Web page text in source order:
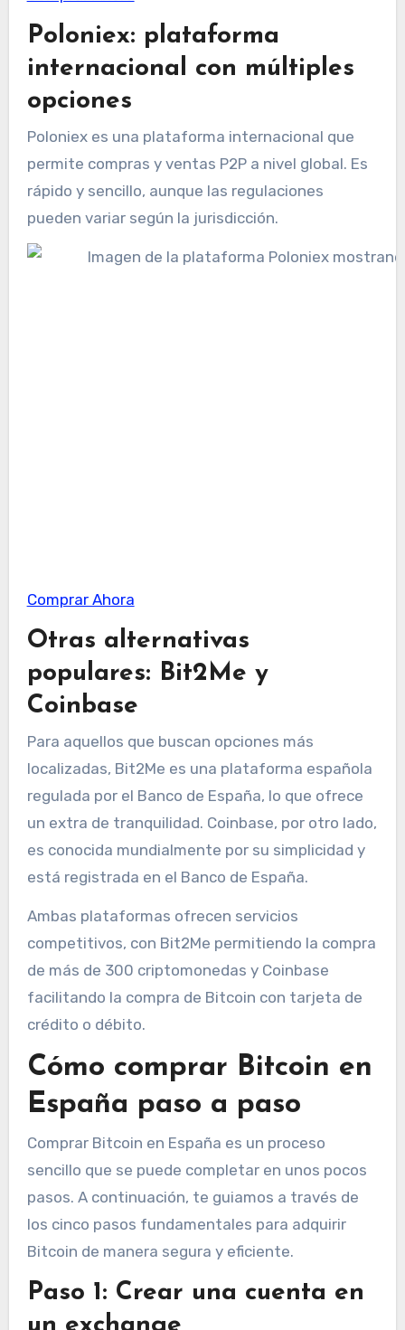
Poloniex: plataforma
internacional con múltiples
opciones
Poloniex es una plataforma internacional que
permite compras y ventas P2P a nivel global. Es
rápido y sencillo, aunque las regulaciones
pueden variar según la jurisdicción.
Comprar Ahora
Otras alternativas
populares: Bit2Me y
Coinbase
Para aquellos que buscan opciones más
localizadas, Bit2Me es una plataforma española
regulada por el Banco de España, lo que ofrece
un extra de tranquilidad. Coinbase, por otro lado,
es conocida mundialmente por su simplicidad y
está registrada en el Banco de España.
Ambas plataformas ofrecen servicios
competitivos, con Bit2Me permitiendo la compra
de más de 300 criptomonedas y Coinbase
facilitando la compra de Bitcoin con tarjeta de
crédito o débito.
Cómo comprar Bitcoin en
España paso a paso
Comprar Bitcoin en España es un proceso
sencillo que se puede completar en unos pocos
pasos. A continuación, te guiamos a través de
los cinco pasos fundamentales para adquirir
Bitcoin de manera segura y eficiente.
Paso 1: Crear una cuenta en